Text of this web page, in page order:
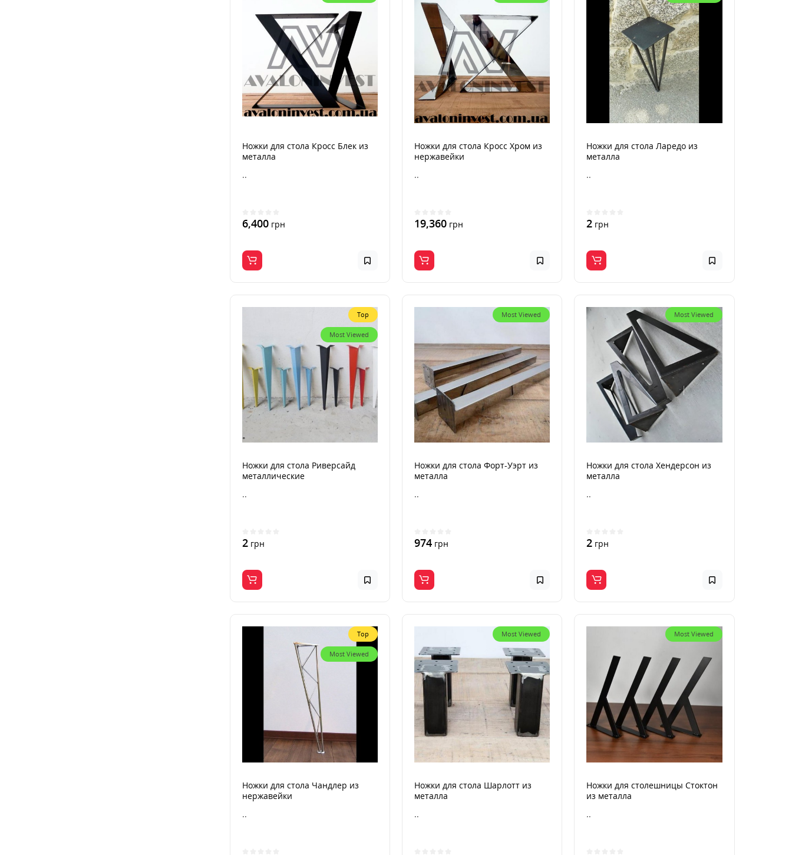
Ножки для стола Кросс Блек из
металла
..
6,400грн
Ножки для стола Кросс Хром из
нержавейки
..
19,360грн
Ножки для стола Ларедо из
металла
..
2 грн
Top
Most Viewed
Ножки для стола Риверсайд
металлические
..
2грн
Most Viewed
Ножки для стола Форт-Уэрт из
металла
..
974грн
Most Viewed
Ножки для стола Хендерсон из
металла
..
2 грн
Top
Most Viewed
Ножки для стола Чандлер из
нержавейки
..
Most Viewed
Ножки для стола Шарлотт из
металла
..
Most Viewed
Ножки для столешницы Стоктон
из металла
..